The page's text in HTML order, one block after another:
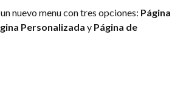
nuevo menu con tres opciones: Página
Personalizada y Página de